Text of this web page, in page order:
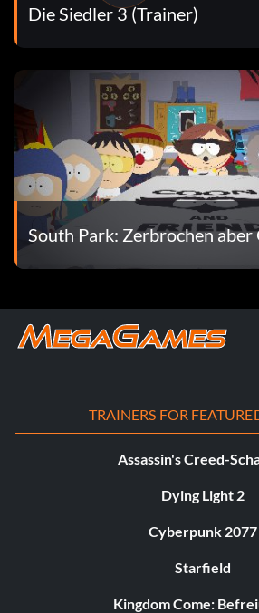
Die Siedler 3 (Trainer)
South Park: Zerbrochen aber
TRAINERS FOR
Assassin's Creed-
Dying Light 2
Cyberpunk 2077
Starfield
Kingdom Come: